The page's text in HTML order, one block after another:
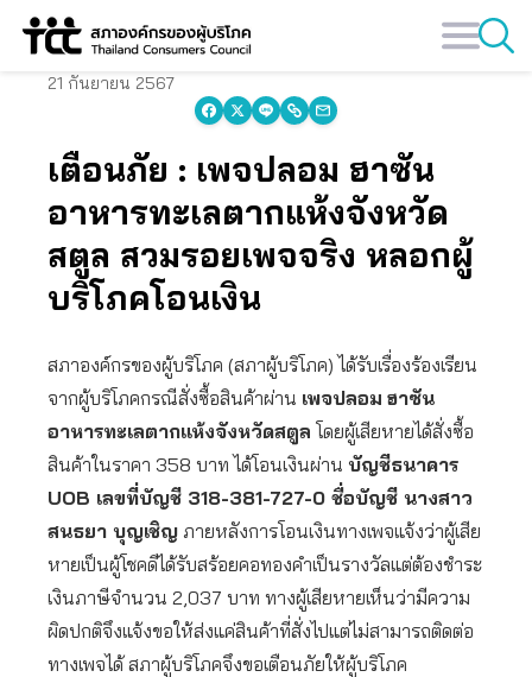
Skip
21 กันยายน 2567
เตือนภัย : เพจปลอม ฮาซัน
อาหารทะเลตากแห้งจังหวัด
สตูล สวมรอยเพจจริง หลอกผู้
บริโภคโอนเงิน
สภาองค์กรของผู้บริโภค (สภาผู้บริโภค) ได้รับเรื่องร้องเรียน
จากผู้บริโภคกรณีสั่งซื้อสินค้าผ่าน เพจปลอม ฮาซัน
อาหารทะเลตากแห้งจังหวัดสตูล โดยผู้เสียหายได้สั่งซื้อ
สินค้าในราคา 358 บาท ได้โอนเงินผ่าน บัญชีธนาคาร
UOB เลขที่บัญชี 318-381-727-0 ชื่อบัญชี นางสาว
สนธยา บุญเชิญ ภายหลังการโอนเงินทางเพจแจ้งว่าผู้เสีย
หายเป็นผู้โชคดีได้รับสร้อยคอทองคำเป็นรางวัลแต่ต้องชำระ
เงินภาษีจำนวน 2,037 บาท ทางผู้เสียหายเห็นว่ามีความ
ผิดปกติจึงแจ้งขอให้ส่งแค่สินค้าที่สั่งไปแต่ไม่สามารถติดต่อ
ทางเพจได้ สภาผู้บริโภคจึงขอเตือนภัยให้ผู้บริโภค